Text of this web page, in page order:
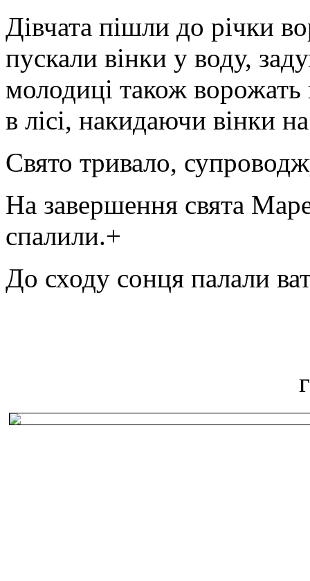
Дівчата пішли до річки
пускали вінки у воду,
молодиці також ворожать
в лісі, накидаючи вінки
Свято тривало,
На завершення свята
спалили.+
До сходу сонця палали